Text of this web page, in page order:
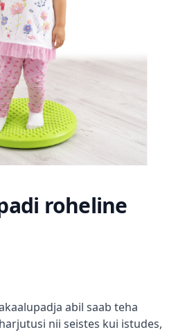
roheline
abil saab teha
nii seistes kui istudes,